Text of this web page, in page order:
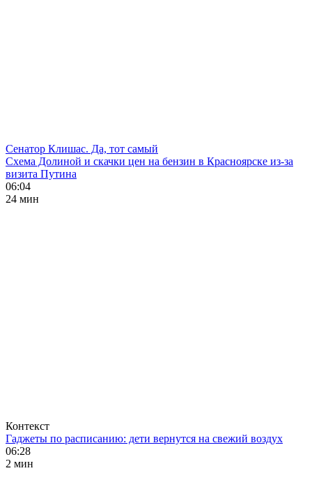
Сенатор Клишас. Да, тот самый
Схема Долиной и скачки цен на бензин в Красноярске из-за
визита Путина
06:04
24 мин
Контекст
Гаджеты по расписанию: дети вернутся на свежий воздух
06:28
2 мин